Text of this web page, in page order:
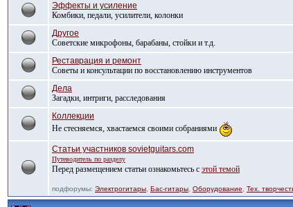
Эффекты и усиление
Комбики, педали, усилители, колонки
Другое
Советские микрофоны, барабаны, стойки и т.д.
Реставрация и ремонт
Советы и консультации по восстановлению инструментов
Дела
Загадки, интриги, расследования
Коллекции
Не стесняемся, хвастаемся своими собраниями
Статьи участников sovietguitars.com
Путеводитель по разделу
Перед размещением статьи ознакомьтесь с этой темой
подфорумы: Электрогитары Бас-гитары Оборудование Тех.